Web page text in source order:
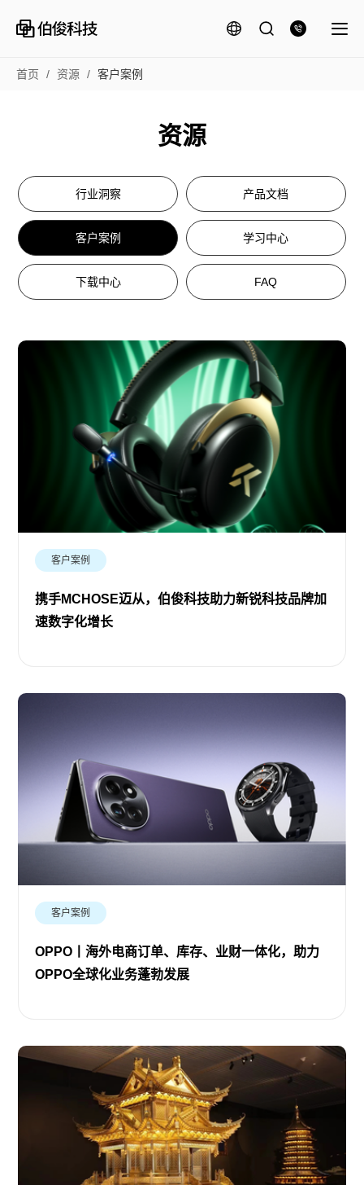
首页 / 资源 / 客户案例
资源
行业洞察 产品文档
客户案例 学习中心
下载中心 FAQ
客户案例
携手MCHOSE迈从，伯俊科技助力新锐科技品牌加
速数字化增长
客户案例
OPPO丨海外电商订单、库存、业财一体化，助力
OPPO全球化业务蓬勃发展